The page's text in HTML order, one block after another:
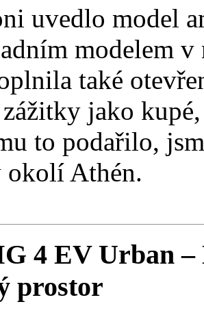
uvedlo model
modelem v
také
jako
to podařilo,
okolí Athén.
4 EV Urban
prostor